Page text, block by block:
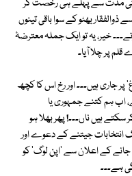
تک، سب اپنی مدت سے پہلے ہی رخصت کر
بھٹو کے سوا باقی تینوں
خیر، یہ تو ایک جملہ معترضۂ
پر چلا آیا۔
جاری ہیں۔۔۔ اور رخ اس کا کچھ
اب ہم کتنے جمہوری یا
ہیں ناں۔۔۔! پھر بھلا ہو
انتخابات جیتنے کے دعوے اور
جانے کے اعلان سے 'اپن لوگ' کو
ہے۔۔۔